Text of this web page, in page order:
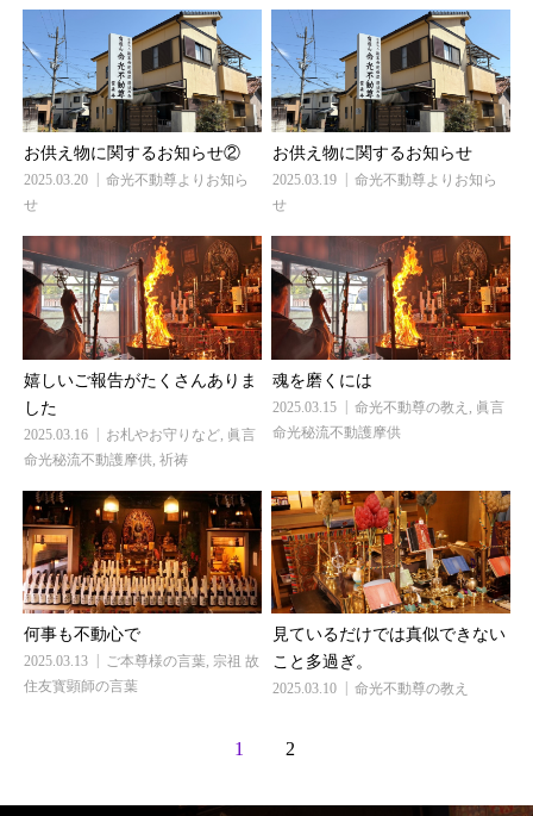
お供え物に関するお知らせ②
2025.03.20
命光不動尊よりお知ら
せ
お供え物に関するお知らせ
2025.03.19
命光不動尊よりお知ら
せ
嬉しいご報告がたくさんありま
した
2025.03.16 お札やお守りなど, 眞言
命光秘流不動護摩供, 祈祷
魂を磨くには
2025.03.15 命光不動尊の教え , 眞言
命光秘流不動護摩供
何事も不動心で
2025.03.13 ご本尊様の言葉, 宗祖 故
住友寳顕師の言葉
見ているだけでは真似できない
こと多過ぎ。
2025.03.10 命光不動尊の教え
1 2